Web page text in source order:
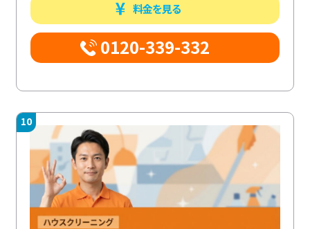
料金を見る
0120-339-332
10